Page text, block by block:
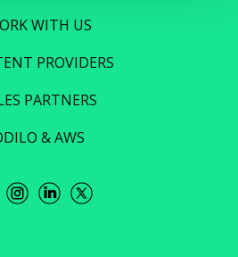
WITH US
PROVIDERS
PARTNERS
& AWS